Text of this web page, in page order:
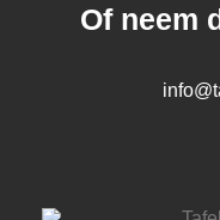
Of neem